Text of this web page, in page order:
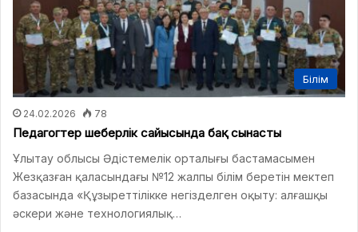
Білім
24.02.2026 78
Педагогтер шеберлік сайысында бақ сынасты
Ұлытау облысы Әдістемелік орталығы бастамасымен
Жезқазған қаласындағы №12 жалпы білім беретін мектеп
базасында «Құзыреттілікке негізделген оқыту: алғашқы
әскери және технологиялық…